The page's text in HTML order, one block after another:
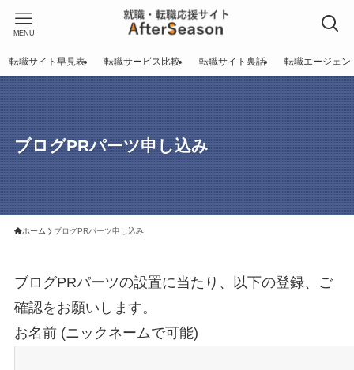
MENU
転職サイト早見表 転職サービス比較 転職サイト裏話 転職エージェン
ブログPRパーツ申し込み
ホーム ブログPRパーツ申し込み
ブログPRパーツの設置に当たり、以下の登録、ご
確認をお願いします。
お名前 (ニックネームで可能)